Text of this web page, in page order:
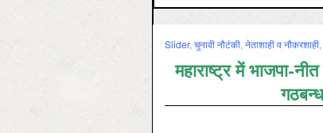
Slider, चुनावी नौटंकी, नेताशाही व नौकरशाही,
महाराष्ट्र में भाजपा-